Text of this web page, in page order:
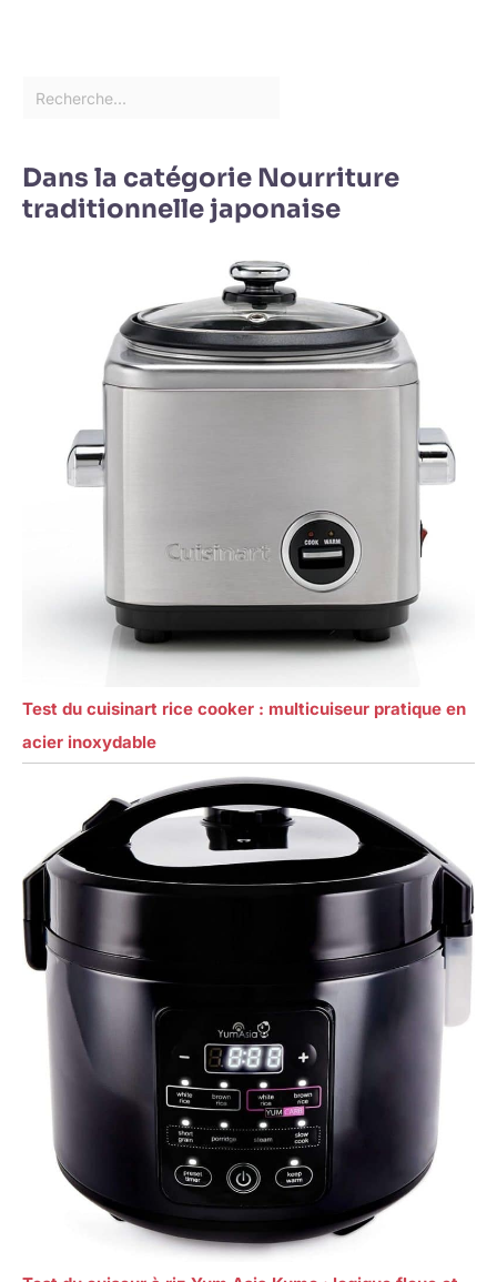
Dans la catégorie Nourriture
traditionnelle japonaise
Test du cuisinart rice cooker : multicuiseur pratique en
acier inoxydable